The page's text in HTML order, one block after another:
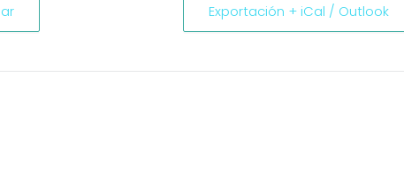
Exportación + iCal / Outlook